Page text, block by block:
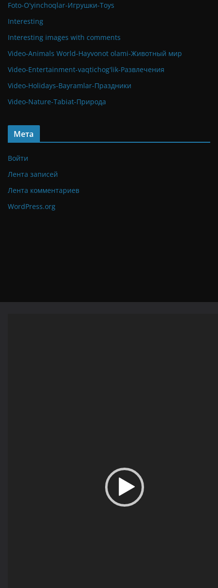
Foto-O'yinchoqlar-Игрушки-Toys
Interesting
Interesting images with comments
Video-Animals World-Hayvonot olami-Животный мир
Video-Entertainment-vaqtichog'lik-Развлечения
Video-Holidays-Bayramlar-Праздники
Video-Nature-Tabiat-Природа
Мета
Войти
Лента записей
Лента комментариев
WordPress.org